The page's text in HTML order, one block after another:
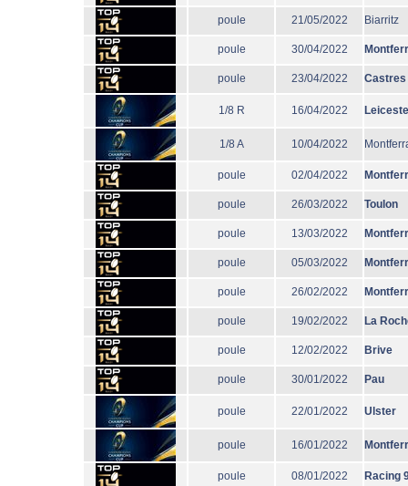
poule 21/05/2022 Biarritz
poule 30/04/2022
poule 23/04/2022 Castres
1/8 R 16/04/2022
1/8 A 10/04/2022
poule 02/04/2022
poule 26/03/2022 Toulon
poule 13/03/2022
poule 05/03/2022
poule 26/02/2022
poule 19/02/2022 La
poule 12/02/2022 Brive
poule 30/01/2022 Pau
poule 22/01/2022 Ulster
poule 16/01/2022
poule 08/01/2022 Racing